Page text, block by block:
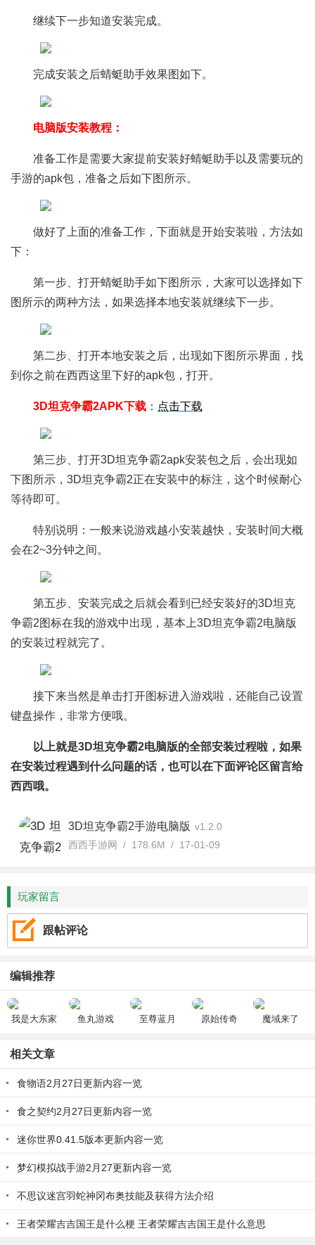
继续下一步知道安装完成。
完成安装之后蜻蜓助手效果图如下。
电脑版安装教程：
准备工作是需要大家提前安装好蜻蜓助手以及需要玩的
手游的apk包，准备之后如下图所示。
做好了上面的准备工作，下面就是开始安装啦，方法如
下：
第一步、打开蜻蜓助手如下图所示，大家可以选择如下
图所示的两种方法，如果选择本地安装就继续下一步。
第二步、打开本地安装之后，出现如下图所示界面，找
到你之前在西西这里下好的apk包，打开。
3D坦克争霸2APK下载 ： 点击下载
第三步、打开3D坦克争霸2apk安装包之后，会出现如
下图所示，3D坦克争霸2正在安装中的标注，这个时候耐心
等待即可。
特别说明：一般来说游戏越小安装越快，安装时间大概
会在2~3分钟之间。
第五步、安装完成之后就会看到已经安装好的3D坦克
争霸2图标在我的游戏中出现，基本上3D坦克争霸2电脑版
的安装过程就完了。
接下来当然是单击打开图标进入游戏啦，还能自己设置
键盘操作，非常方便哦。
以上就是3D坦克争霸2电脑版的全部安装过程啦，如果
在安装过程遇到什么问题的话，也可以在下面评论区留言给
西西哦。
3D坦克争霸2手游电脑版 v1.2.0
西西手游网 / 178.6M / 17-01-09
玩家留言
跟帖评论
编辑推荐
我是大东家 鱼丸游戏 至尊蓝月 原始传奇 魔域来了
相关文章
食物语2月27日更新内容一览
食之契约2月27日更新内容一览
迷你世界0.41.5版本更新内容一览
梦幻模拟战手游2月27更新内容一览
不思议迷宫羽蛇神冈布奥技能及获得方法介绍
王者荣耀吉吉国王是什么梗 王者荣耀吉吉国王是什么意思